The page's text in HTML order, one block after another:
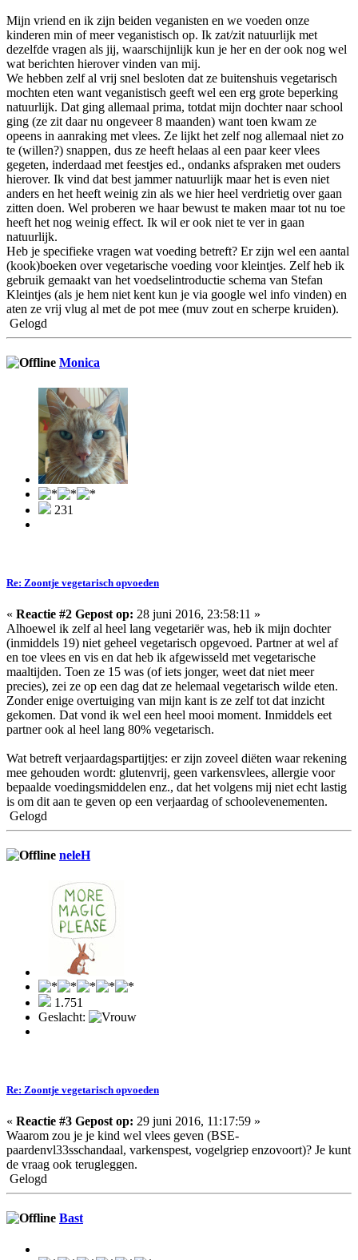
Mijn vriend en ik zijn beiden veganisten en we voeden onze
kinderen min of meer veganistisch op. Ik zat/zit natuurlijk met
dezelfde vragen als jij, waarschijnlijk kun je her en der ook nog wel
wat berichten hierover vinden van mij.
We hebben zelf al vrij snel besloten dat ze buitenshuis vegetarisch
mochten eten want veganistisch geeft wel een erg grote beperking
natuurlijk. Dat ging allemaal prima, totdat mijn dochter naar school
ging (ze zit daar nu ongeveer 8 maanden) want toen kwam ze
opeens in aanraking met vlees. Ze lijkt het zelf nog allemaal niet zo
te (willen?) snappen, dus ze heeft helaas al een paar keer vlees
gegeten, inderdaad met feestjes ed., ondanks afspraken met ouders
hierover. Ik vind dat best jammer natuurlijk maar het is even niet
anders en het heeft weinig zin als we hier heel verdrietig over gaan
zitten doen. Wel proberen we haar bewust te maken maar tot nu toe
heeft het nog weinig effect. Ik wil er ook niet te ver in gaan
natuurlijk.
Heb je specifieke vragen wat voeding betreft? Er zijn wel een aantal
(kook)boeken over vegetarische voeding voor kleintjes. Zelf heb ik
gebruik gemaakt van het voedselintroductie schema van Stefan
Kleintjes (als je hem niet kent kun je via google wel info vinden) en
aten ze vrij vlug al met de pot mee (muv zout en scherpe kruiden).
Gelogd
Monica
231
Re: Zoontje vegetarisch opvoeden
« Reactie #2 Gepost op: 28 juni 2016, 23:58:11 »
Alhoewel ik zelf al heel lang vegetariër was, heb ik mijn dochter
(inmiddels 19) niet geheel vegetarisch opgevoed. Partner at wel af
en toe vlees en vis en dat heb ik afgewisseld met vegetarische
maaltijden. Toen ze 15 was (of iets jonger, weet dat niet meer
precies), zei ze op een dag dat ze helemaal vegetarisch wilde eten.
Zonder enige overtuiging van mijn kant is ze zelf tot dat inzicht
gekomen. Dat vond ik wel een heel mooi moment. Inmiddels eet
partner ook al heel lang 80% vegetarisch.
Wat betreft verjaardagspartijtjes: er zijn zoveel diëten waar rekening
mee gehouden wordt: glutenvrij, geen varkensvlees, allergie voor
bepaalde voedingsmiddelen enz., dat het volgens mij niet echt lastig
is om dit aan te geven op een verjaardag of schoolevenementen.
Gelogd
neleH
1.751
Geslacht:
Re: Zoontje vegetarisch opvoeden
« Reactie #3 Gepost op: 29 juni 2016, 11:17:59 »
Waarom zou je je kind wel vlees geven (BSE-
paardenvl33sschandaal, varkenspest, vogelgriep enzovoort)? Je kunt
de vraag ook terugleggen.
Gelogd
Bast